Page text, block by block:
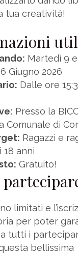
tua creatività!
Martedì 9 e
Giugno 2026
Dalle ore
Presso la
Comunale di
Ragazzi e
18 anni
Gratuito!
limitati e
per poter
tutti i
bellissima